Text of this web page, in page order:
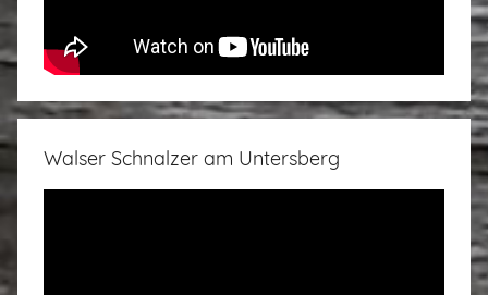
Walser Schnalzer am Untersberg